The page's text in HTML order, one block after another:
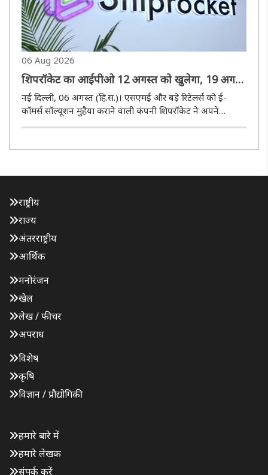
06 Aug 2026
शिपरॉकेट का आईपीओ 12 अगस्त को खुलेगा, 19 अगस्त
को हो सकती है लिस्टिंग
नई दिल्ली, 06 अगस्त (हि.स.)। एसएमई और बड़े रिटेलर्स को ई-
कॉमर्स सॉल्यूशन मुहैया कराने वाली कंपनी शिपरॉकेट ने अपने
आईपीओ की लॉन्चिंग का ऐलान कर दिया है। कंपनी का 1,617.48
निवेशक 14 अगस्त तक बोली..
राष्ट्रीय
राज्य
अंतरराष्ट्रीय
आर्थिक
मनोरंजन
खेल
लेख / फीचर
अपराध
विशेष
कृषि
विज्ञान / प्रौद्योगिकी
हमारे बारे में
हमारे लेखक
संपर्क करें